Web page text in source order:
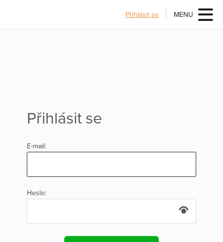
Přihlásit se MENU
Přihlásit se
E-mail:
Heslo: